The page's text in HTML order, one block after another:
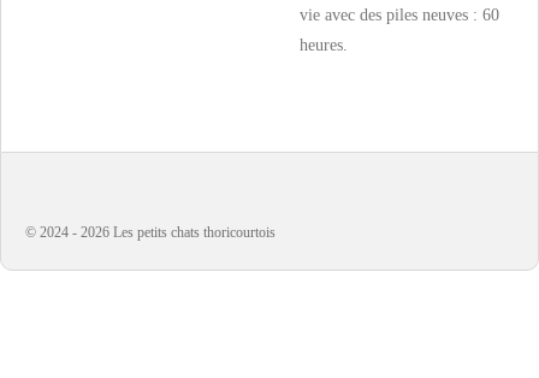
vie avec des piles neuves : 60
heures.
© 2024 - 2026 Les petits chats thoricourtois